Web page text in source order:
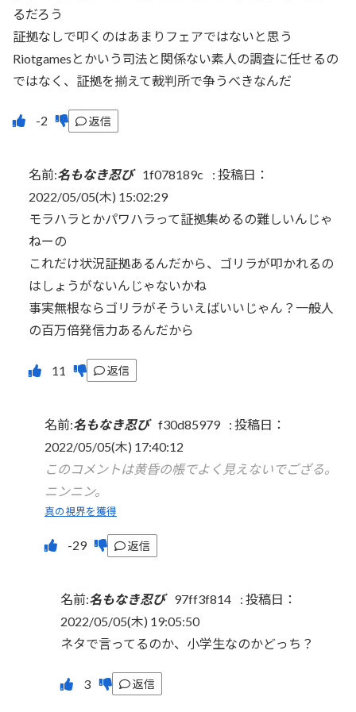
るだろう
証拠なしで叩くのはあまりフェアではないと思う
Riotgamesとかいう司法と関係ない素人の調査に任せるの
ではなく、証拠を揃えて裁判所で争うべきなんだ
返信
名前:名もなき忍び 1f078189c : 投稿日：
2022/05/05(木) 15:02:29
モラハラとかパワハラって証拠集めるの難しいんじゃ
ねーの
これだけ状況証拠あるんだから、ゴリラが叩かれるの
はしょうがないんじゃないかね
事実無根ならゴリラがそういえばいいじゃん？一般人
の百万倍発信力あるんだから
返信
名前:名もなき忍び f30d85979 : 投稿日：
2022/05/05(木) 17:40:12
このコメントは黄昏の帳でよく見えないでござる。
ニンニン。
真の視界を獲得
返信
名前:名もなき忍び 97ff3f814 : 投稿日：
2022/05/05(木) 19:05:50
ネタで言ってるのか、小学生なのかどっち？
返信